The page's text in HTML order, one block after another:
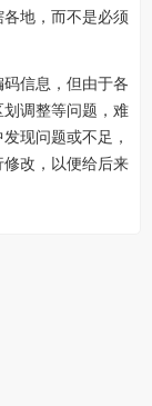
地，而不是必须
信息，但由于各
调整等问题，难
现问题或不足，
改，以便给后来